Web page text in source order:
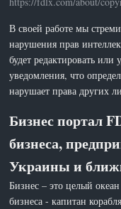
В своей работе мы
нарушения прав
будет редактировать
уведомления, что
нарушает права других
Бизнес портал
бизнеса,
Украины и
Бизнес – это целый
бизнеса - капитан